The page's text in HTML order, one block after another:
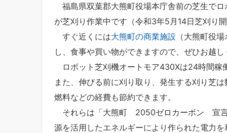
福島県双葉郡大熊町役場本庁舎前の芝生で
が芝刈り作業中です（令和3年5月14日芝刈り
すぐ近くには大熊町の商業施設 （大熊町役
し、食事や買い物ができますので、ぜひお越
ロボット芝刈機オートモア430Xは24時間稼
また、伸びる前に刈り取り、発生する刈り芝
燃料などの経費も節約できます。
それらは「大熊町 2050ゼロカーボン 宣言
源を活用したエネルギーにより作られた電力